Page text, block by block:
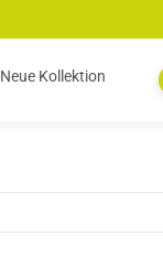
Neue Kollektion